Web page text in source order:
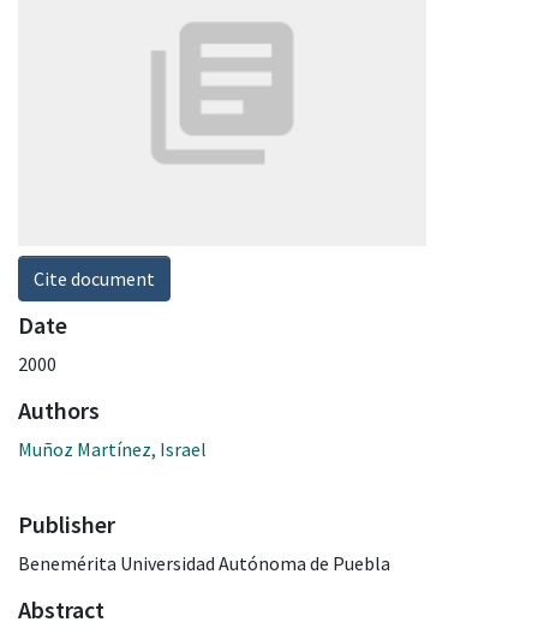
Cite document
Date
2000
Authors
Muñoz Martínez, Israel
Publisher
Benemérita Universidad Autónoma de Puebla
Abstract